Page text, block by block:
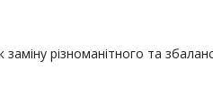
різноманітного та